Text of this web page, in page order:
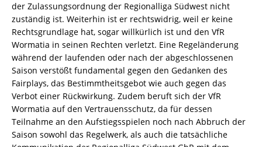
der Zulassungsordnung der Regionalliga Südwest nicht
zuständig ist. Weiterhin ist er rechtswidrig, weil er keine
Rechtsgrundlage hat, sogar willkürlich ist und den VfR
Wormatia in seinen Rechten verletzt. Eine Regeländerung
während der laufenden oder nach der abgeschlossenen
Saison verstößt fundamental gegen den Gedanken des
Fairplays, das Bestimmtheitsgebot wie auch gegen das
Verbot einer Rückwirkung. Zudem beruft sich der VfR
Wormatia auf den Vertrauensschutz, da für dessen
Teilnahme an den Aufstiegsspielen noch nach Abbruch der
Saison sowohl das Regelwerk, als auch die tatsächliche